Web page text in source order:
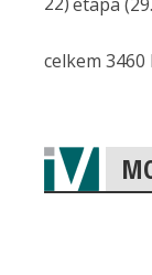
celkem 3460